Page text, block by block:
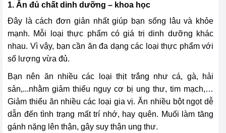
1. Ăn đủ chất dinh dưỡng – khoa học
Đây là cách đơn giản nhất giúp bạn sống lâu và khỏe
mạnh. Mỗi loại thực phẩm có giá trị dinh dưỡng khác
nhau. Vì vậy, bạn cần ăn đa dạng các loại thực phẩm với
số lượng vừa đủ.
Bạn nên ăn nhiều các loại thịt trắng như cá, gà, hải
sản,...nhằm giảm thiểu nguy cơ bị ung thư, tim mạch,…
Giảm thiểu ăn nhiều các loại gia vị. Ăn nhiều bột ngọt dễ
dẫn đến tình trạng mất trí nhớ, hay quên. Muối làm tăng
gánh nặng lên thận, gây suy thận ung thư.